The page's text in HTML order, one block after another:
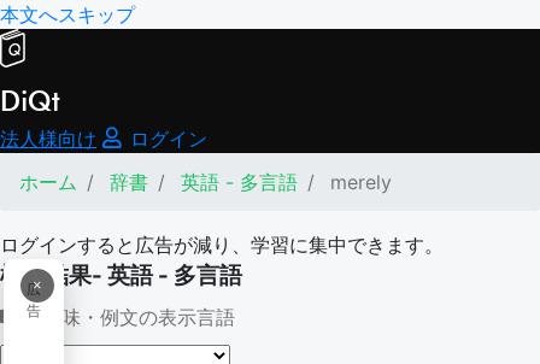
本文へスキップ
DiQt
法人様向け
ログイン
ホーム
辞書 英語 - 多言語 merely
ログインすると広告が減り、学習に集中できます。
×
広
告
検索結果- 英語 - 多言語
意味・例文の表示言語